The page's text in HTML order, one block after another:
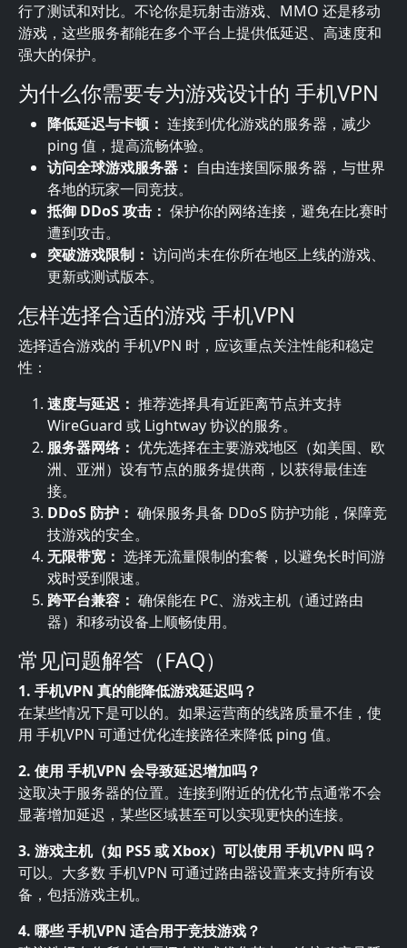
行了测试和对比。不论你是玩射击游戏、MMO 还是移动
游戏，这些服务都能在多个平台上提供低延迟、高速度和
强大的保护。
为什么你需要专为游戏设计的 手机VPN
降低延迟与卡顿： 连接到优化游戏的服务器，减少
ping 值，提高流畅体验。
访问全球游戏服务器： 自由连接国际服务器，与世界
各地的玩家一同竞技。
抵御 DDoS 攻击： 保护你的网络连接，避免在比赛时
遭到攻击。
突破游戏限制： 访问尚未在你所在地区上线的游戏、
更新或测试版本。
怎样选择合适的游戏 手机VPN
选择适合游戏的 手机VPN 时，应该重点关注性能和稳定
性：
速度与延迟： 推荐选择具有近距离节点并支持
WireGuard 或 Lightway 协议的服务。
服务器网络： 优先选择在主要游戏地区（如美国、欧
洲、亚洲）设有节点的服务提供商，以获得最佳连
接。
DDoS 防护： 确保服务具备 DDoS 防护功能，保障竞
技游戏的安全。
无限带宽： 选择无流量限制的套餐，以避免长时间游
戏时受到限速。
跨平台兼容： 确保能在 PC、游戏主机（通过路由
器）和移动设备上顺畅使用。
常见问题解答（FAQ）
1. 手机VPN 真的能降低游戏延迟吗？
在某些情况下是可以的。如果运营商的线路质量不佳，使
用 手机VPN 可通过优化连接路径来降低 ping 值。
2. 使用 手机VPN 会导致延迟增加吗？
这取决于服务器的位置。连接到附近的优化节点通常不会
显著增加延迟，某些区域甚至可以实现更快的连接。
3. 游戏主机（如 PS5 或 Xbox）可以使用 手机VPN 吗？
可以。大多数 手机VPN 可通过路由器设置来支持所有设
备，包括游戏主机。
4. 哪些 手机VPN 适合用于竞技游戏？